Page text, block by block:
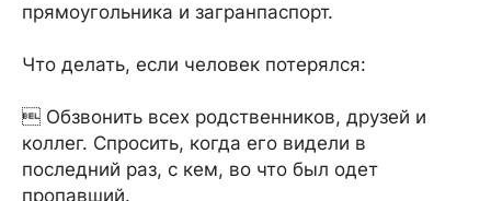
прямоугольника и загранпаспорт.
Что делать, если человек потерялся:
 Обзвонить всех родственников, друзей и
коллег. Спросить, когда его видели в
последний раз, с кем, во что был одет
пропавший.